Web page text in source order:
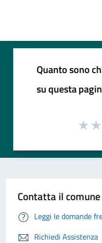
Quanto sono
su questa
Contatta il comune
Leggi le domande
Richiedi Assistenza